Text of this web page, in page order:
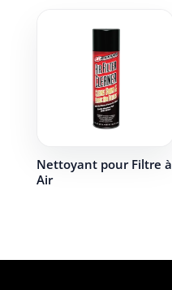
Nettoyant pour Filtre à
Air